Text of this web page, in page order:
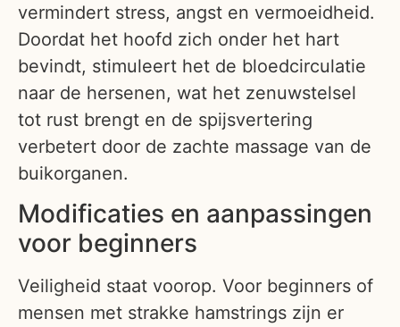
vermindert stress, angst en vermoeidheid.
Doordat het hoofd zich onder het hart
bevindt, stimuleert het de bloedcirculatie
naar de hersenen, wat het zenuwstelsel
tot rust brengt en de spijsvertering
verbetert door de zachte massage van de
buikorganen.
Modificaties en aanpassingen
voor beginners
Veiligheid staat voorop. Voor beginners of
mensen met strakke hamstrings zijn er